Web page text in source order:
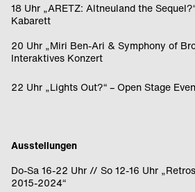
18 Uhr „ARETZ: Altneuland the
Kabarett
20 Uhr „Miri Ben-Ari & Symphony of
Interaktives Konzert
22 Uhr „Lights Out?“ – Open Stage
Ausstellungen
Do-Sa 16-22 Uhr // So 12-16 Uhr
2015-2024“